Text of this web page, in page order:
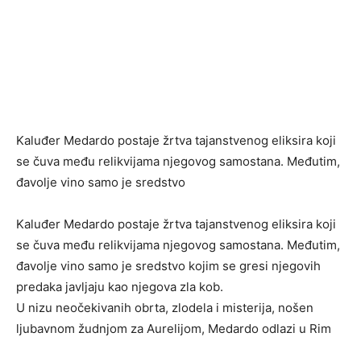
Kaluđer Medardo postaje žrtva tajanstvenog eliksira koji
se čuva među relikvijama njegovog samostana. Međutim,
đavolje vino samo je sredstvo
Kaluđer Medardo postaje žrtva tajanstvenog eliksira koji
se čuva među relikvijama njegovog samostana. Međutim,
đavolje vino samo je sredstvo kojim se gresi njegovih
predaka javljaju kao njegova zla kob.
U nizu neočekivanih obrta, zlodela i misterija, nošen
ljubavnom žudnjom za Aurelijom, Medardo odlazi u Rim